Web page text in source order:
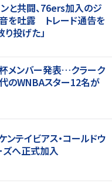
ンと共闘、76ers加入のジ
音を吐露 トレード通告を
投げた」
メンバー発表…クラーク
のWNBAスター12名が
テイビアス・コールドウ
ズへ正式加入